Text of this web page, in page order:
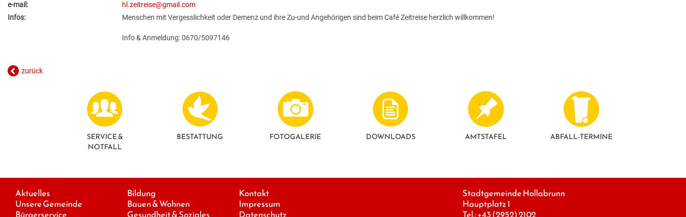
e-mail:
hl.zeitreise@gmail.com
Infos:
Menschen mit Vergesslichkeit oder Demenz und ihre Zu-und Angehörigen sind beim Café Zeitreise herzlich willkommen!
Info & Anmeldung: 0670/5097146
zurück
SERVICE &
NOTFALL
BESTATTUNG FOTO­GALERIE DOWNLOADS AMTSTAFEL ABFALL-TERMINE
Aktuelles
Unsere Gemeinde
Bildung
Bauen & Wohnen
Kontakt
Impressum
Stadtgemeinde Hollabrunn
Hauptplatz 1